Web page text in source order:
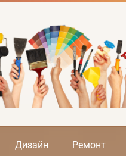
Дизайн Ремонт